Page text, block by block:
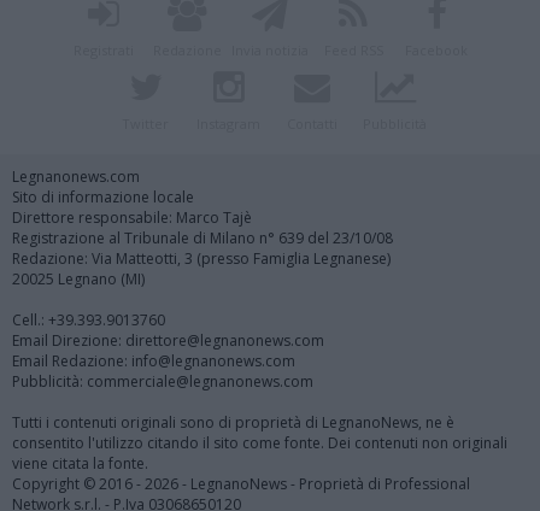
Legnanonews.com
Sito di informazione locale
Direttore responsabile: Marco Tajè
Registrazione al Tribunale di Milano n° 639 del 23/10/08
Redazione: Via Matteotti, 3 (presso Famiglia Legnanese)
20025 Legnano (MI)
Cell.: +39.393.9013760
Email Direzione: direttore@legnanonews.com
Email Redazione: info@legnanonews.com
Pubblicità: commerciale@legnanonews.com
Tutti i contenuti originali sono di proprietà di LegnanoNews, ne è
consentito l'utilizzo citando il sito come fonte. Dei contenuti non originali
viene citata la fonte.
Copyright © 2016 - 2026 - LegnanoNews - Proprietà di Professional
Network s.r.l. - P.Iva 03068650120